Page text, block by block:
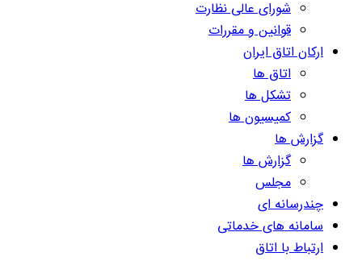
شورای عالی نظارت
قوانین و مقررات
ارکان اتاق ایران
اتاق ها
تشکل ها
کمیسیون ها
گزارش ها
گزارش ها
مجلس
چندرسانه ای
سامانه های خدماتی
ارتباط با اتاق